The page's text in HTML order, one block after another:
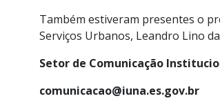
Também estiveram presentes o
Serviços Urbanos, Leandro Lino da
Setor de Comunicação
comunicacao@iuna.es.gov.br